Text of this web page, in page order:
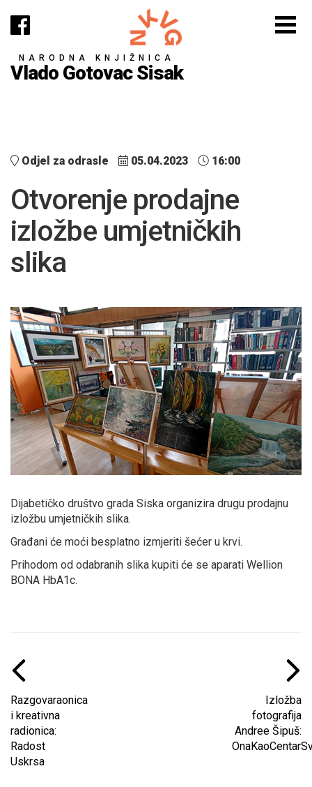
NARODNA KNJIŽNICA
Vlado Gotovac Sisak
Odjel za odrasle 05.04.2023 16:00
Otvorenje prodajne
izložbe umjetničkih
slika
Dijabetičko društvo grada Siska organizira drugu prodajnu
izložbu umjetničkih slika.
Građani će moći besplatno izmjeriti šećer u krvi.
Prihodom od odabranih slika kupiti će se aparati Wellion
BONA HbA1c.
Razgovaraonica
i kreativna
radionica:
Radost
Uskrsa
Izložba
fotografija
Andree Šipuš: